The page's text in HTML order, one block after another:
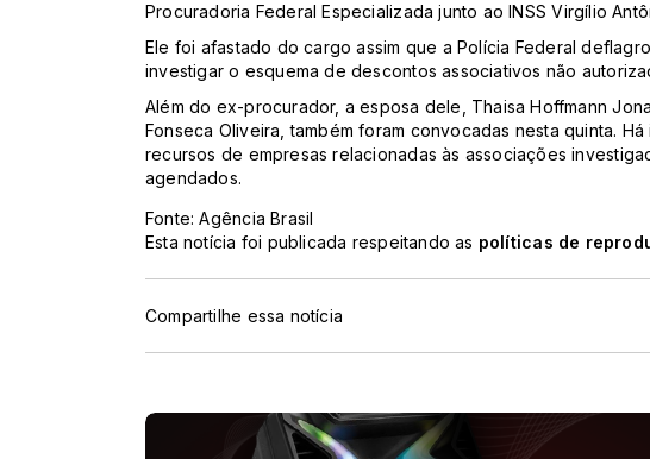
Procuradoria Federal Especializada junto ao INSS Virgílio
Ele foi afastado do cargo assim que a Polícia Federal
investigar o esquema de descontos associativos não
Além do ex-procurador, a esposa dele, Thaisa Hoffmann
Fonseca Oliveira, também foram convocadas nesta quinta.
recursos de empresas relacionadas às associações
agendados.
Fonte: Agência Brasil
Esta notícia foi publicada respeitando as políticas de
Compartilhe essa notícia